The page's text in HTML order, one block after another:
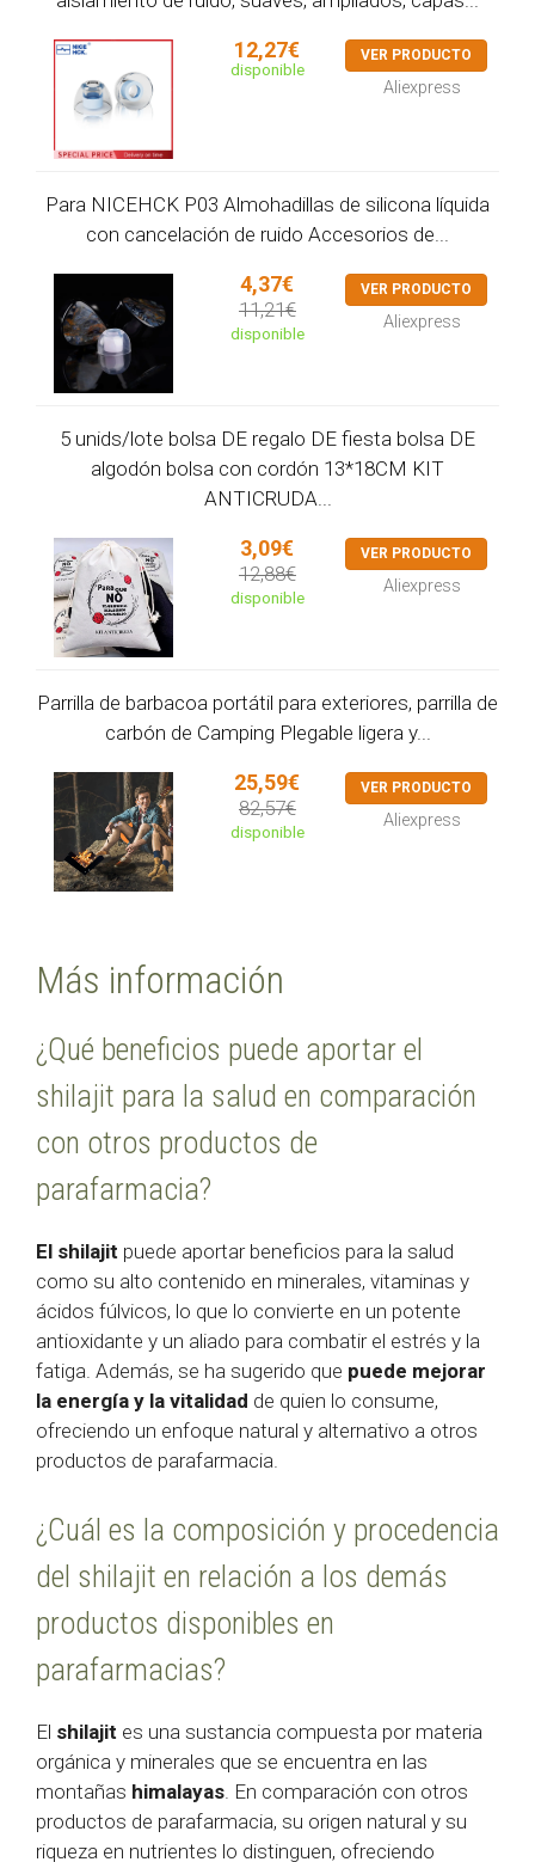
12,27€
disponible
VER PRODUCTO
Aliexpress
Para NICEHCK P03 Almohadillas de silicona líquida
con cancelación de ruido Accesorios de...
4,37€
11,21€
disponible
VER PRODUCTO
Aliexpress
5 unids/lote bolsa DE regalo DE fiesta bolsa DE
algodón bolsa con cordón 13*18CM KIT
ANTICRUDA...
3,09€
12,88€
disponible
VER PRODUCTO
Aliexpress
Parrilla de barbacoa portátil para exteriores, parrilla de
carbón de Camping Plegable ligera y...
25,59€
82,57€
disponible
VER PRODUCTO
Aliexpress
Más información
¿Qué beneficios puede aportar el
shilajit para la salud en comparación
con otros productos de
parafarmacia?
El shilajit puede aportar beneficios para la salud
como su alto contenido en minerales, vitaminas y
ácidos fúlvicos, lo que lo convierte en un potente
antioxidante y un aliado para combatir el estrés y la
fatiga. Además, se ha sugerido que puede mejorar
la energía y la vitalidad de quien lo consume,
ofreciendo un enfoque natural y alternativo a otros
productos de parafarmacia.
¿Cuál es la composición y procedencia
del shilajit en relación a los demás
productos disponibles en
parafarmacias?
El shilajit es una sustancia compuesta por materia
orgánica y minerales que se encuentra en las
montañas himalayas . En comparación con otros
productos de parafarmacia, su origen natural y su
riqueza en nutrientes lo distinguen, ofreciendo